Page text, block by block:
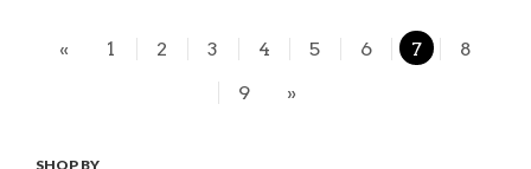
« 1 2 3 4 5 6 7
8
9
»
SHOP BY